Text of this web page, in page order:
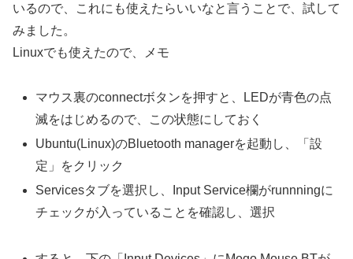
いるので、これにも使えたらいいなと言うことで、試して
みました。
Linuxでも使えたので、メモ
マウス裏のconnectボタンを押すと、LEDが青色の点
滅をはじめるので、この状態にしておく
Ubuntu(Linux)のBluetooth managerを起動し、「設
定」をクリック
Servicesタブを選択し、Input Service欄がrunnningに
チェックが入っていることを確認し、選択